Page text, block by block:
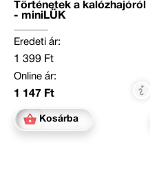
Történetek a kalózhajóról
- miniLÜK
Eredeti ár:
1 399 Ft
Online ár:
1 147 Ft
Kosárba